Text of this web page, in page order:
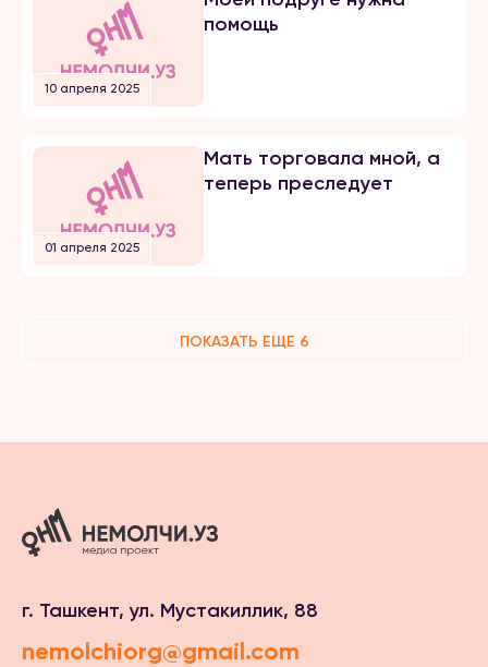
10 апреля 2025
помощь
01 апреля 2025
Мать торговала мной, а
теперь преследует
ПОКАЗАТЬ ЕЩЕ 6
г. Ташкент, ул. Мустакиллик, 88
nemolchiorg@gmail.com